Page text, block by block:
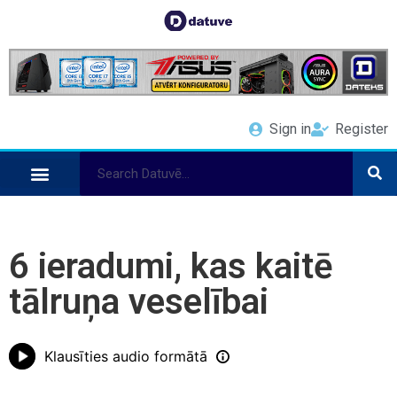
Sign in Register
6 ieradumi, kas kaitē
tālruņa veselībai
Klausīties audio formātā